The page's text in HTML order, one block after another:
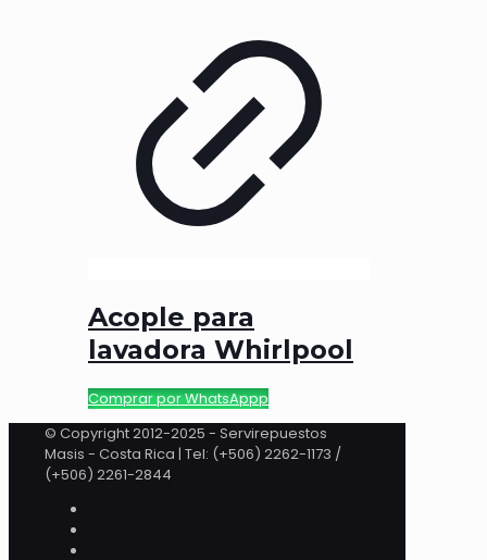
Acople para
lavadora Whirlpool
Comprar por WhatsAppp
© Copyright 2012-2025 - Servirepuestos
Masis - Costa Rica | Tel: (+506) 2262-1173 /
(+506) 2261-2844